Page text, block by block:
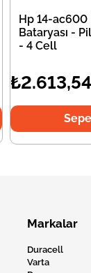
Hp 14-
Bataryası -
- 4 Cell
₺2.613,54
Markalar
Duracell
Varta